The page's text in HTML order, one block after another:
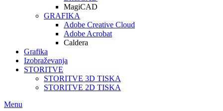
MagiCAD
GRAFIKA
Adobe Creative Cloud
Adobe Acrobat
Caldera
Grafika
Izobraževanja
STORITVE
STORITVE 3D TISKA
STORITVE 2D TISKA
Menu